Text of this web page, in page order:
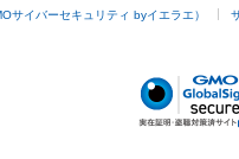
サイバーセキュリティ byイエラエ）